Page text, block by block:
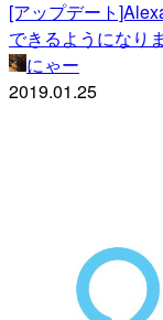
[アップデート
できるようになり
にゃー
2019.01.25